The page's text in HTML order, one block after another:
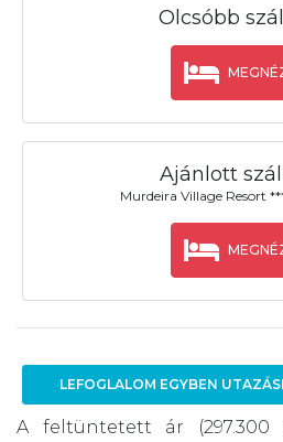
Olcsóbb
Ajánlott
Murdeira Village Resort
LEFOGLALOM EGYBEN
A feltüntetett ár (297.300